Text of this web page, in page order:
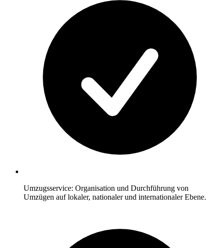
Umzugsservice: Organisation und Durchführung von
Umzügen auf lokaler, nationaler und internationaler Ebene.